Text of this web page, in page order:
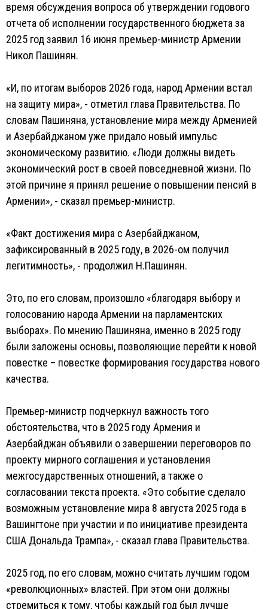
время обсуждения вопроса об утверждении годового
отчета об исполнении государственного бюджета за
2025 год заявил 16 июня премьер-министр Армении
Никол Пашинян.
«И, по итогам выборов 2026 года, народ Армении встал
на защиту мира», - отметил глава Правительства. По
словам Пашиняна, установление мира между Арменией
и Азербайджаном уже придало новый импульс
экономическому развитию. «Люди должны видеть
экономический рост в своей повседневной жизни. По
этой причине я принял решение о повышении пенсий в
Армении», - сказал премьер-министр.
«Факт достижения мира с Азербайджаном,
зафиксированный в 2025 году, в 2026-ом получил
легитимность», - продолжил Н.Пашинян.
Это, по его словам, произошло «благодаря выбору и
голосованию народа Армении на парламентских
выборах». По мнению Пашиняна, именно в 2025 году
были заложены основы, позволяющие перейти к новой
повестке – повестке формирования государства нового
качества.
Премьер-министр подчеркнул важность того
обстоятельства, что в 2025 году Армения и
Азербайджан объявили о завершении переговоров по
проекту мирного соглашения и установления
межгосударственных отношений, а также о
согласовании текста проекта. «Это событие сделало
возможным установление мира 8 августа 2025 года в
Вашингтоне при участии и по инициативе президента
США Дональда Трампа», - сказал глава Правительства.
2025 год, по его словам, можно считать лучшим годом
«революционных» властей. При этом они должны
стремиться к тому, чтобы каждый год был лучше